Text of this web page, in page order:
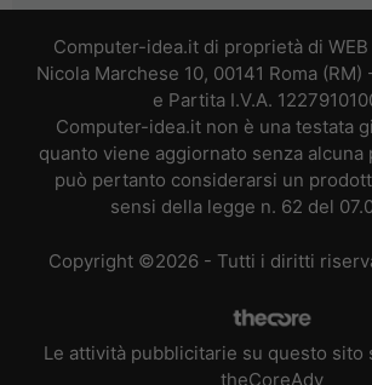
Computer-idea.it di proprietà di
Nicola Marchese 10, 00141 Roma
e Partita I.V.A.
Computer-idea.it non è una testata
quanto viene aggiornato senza alcuna
può pertanto considerarsi un
sensi della legge n. 62 del
Copyright ©2026 - Tutti i diritti
Le attività pubblicitarie su questo sito
theCoreAdv